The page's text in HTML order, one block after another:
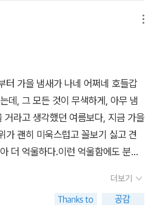
동지이기도 했던 청년 프리모 레비
람들처럼 직장을 잡고, 수용소에서
을 만나 가정을 꾸리고 돈을 벌어야
이 아니었을까. 수용소에서 겪은
그는 ‘증언’을 위한 글쓰기를 포기
게로 인도한다. 많은 시간이 지났고,
에게 나치 돌격대원이었던 뮐러는
택하고, 아무도 부인할 수 없었던
아니라는 점과 뮐러가 나치의 홀로
이름과 화학식과 특성을 나타내는
외우다 잊어버리고 말겠지. 나한테
다. 하고자 하는 것, 하게 될 것은
수단도 분명하니까, 해야지. 그때 되
때마다 술술 읽을 수 있을 것이다.
읽을 수 있겠네… 알라딘 사은품으
이렇게 불빛이 흐릿하고 약하고 표
만에 그 이유를 알았다. 양면을 덮은
그랬다. 필름을 벗겨내자 빛도 음각
륨 넣고 펑 터지고 난리 나는 거 아니
비롯한 이 세상 모든 것이 무엇인가
필요하다.. 다시 말해 불일치, 다양
다. 그런데 파시즘, 검찰 독재권력은
물론 금하고 배제하기까지 한다. 이
덕이란 존재하지 않는다. 만일 그런
스러울 것이다. 생존과 진화의 토대
다름과 차이의 수용과 결합이 중추
신문처럼 거짓말과 공허함이 난마처
견인하는 사유들이 빼곡한 이 저작
기만 한 것일까? “이 세계의
시작부터 종말까지 다 들어있다는
하자 내가 무엇을 읽었던가?라는 의
구나'라는 생각으로 바뀌게 되었다.
어내기의 반복이다. 이 반복적인
생성되고 소멸된다. 결국 우리 인
표 속에서 결합과 밀어내기를 반복
밀어내기가 철학적인 용어, '사랑'과
어 있을 뿐이다. 저자는 이 책에서 결
많이 보여준다. 하지만 그 밀어내기
한 곳에 숨어있는 순수함도 발견해
럼 이 지구상에 존재하지만 아무도
와 유대인의 관계를 설명할 때는 정
터 가을 냄새가 나네 어쩌네 호들갑
데, 그 모든 것이 무색하게, 아무 냄
라고 생각했던 여름보다, 지금 가을
가 괜히 미욱스럽고 꼴보기 싫고 견
더 억울하다.이런 억울함에도 분개
로하는 것이 약하디 약해빠진 인간인
이익, 그 중에서도 나치가 유대인에
더보기